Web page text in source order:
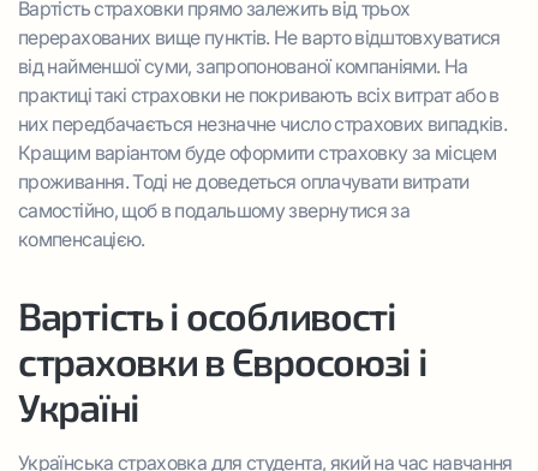
Вартість страховки прямо залежить від трьох
перерахованих вище пунктів. Не варто відштовхуватися
від найменшої суми, запропонованої компаніями. На
практиці такі страховки не покривають всіх витрат або в
них передбачається незначне число страхових випадків.
Кращим варіантом буде оформити страховку за місцем
проживання. Тоді не доведеться оплачувати витрати
самостійно, щоб в подальшому звернутися за
компенсацією.
Вартість і особливості
страховки в Євросоюзі і
Україні
Українська страховка для студента, який на час навчання